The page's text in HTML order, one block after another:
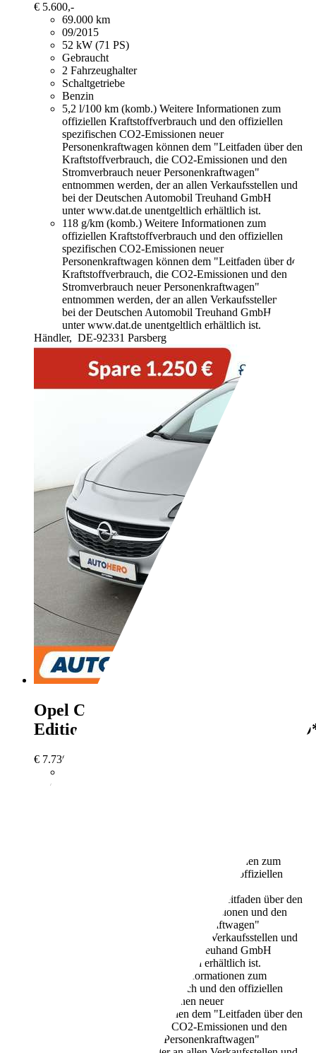
€ 5.600,-
69.000 km
09/2015
52 kW (71 PS)
Gebraucht
2 Fahrzeughalter
Schaltgetriebe
Benzin
5,2 l/100 km (komb.) Weitere Informationen zum
offiziellen Kraftstoffverbrauch und den offiziellen
spezifischen CO2-Emissionen neuer
Personenkraftwagen können dem "Leitfaden über den
Kraftstoffverbrauch, die CO2-Emissionen und den
Stromverbrauch neuer Personenkraftwagen"
entnommen werden, der an allen Verkaufsstellen und
bei der Deutschen Automobil Treuhand GmbH
unter www.dat.de unentgeltlich erhältlich ist.
118 g/km (komb.) Weitere Informationen zum
offiziellen Kraftstoffverbrauch und den offiziellen
spezifischen CO2-Emissionen neuer
Personenkraftwagen können dem "Leitfaden über den
Kraftstoffverbrauch, die CO2-Emissionen und den
Stromverbrauch neuer Personenkraftwagen"
entnommen werden, der an allen Verkaufsstellen und
bei der Deutschen Automobil Treuhand GmbH
unter www.dat.de unentgeltlich erhältlich ist.
Händler, DE-92331 Parsberg
Opel Corsa
€ 7.730,-
Weitere Informationen zum
offiziellen Kraftstoffverbrauch und den offiziellen
Personenkraftwagen können dem "Leitfaden über den
Kraftstoffverbrauch, die CO2-Emissionen und den
Stromverbrauch neuer Personenkraftwagen"
entnommen werden, der an allen Verkaufsstellen und
bei der Deutschen Automobil Treuhand GmbH
unter www.dat.de unentgeltlich erhältlich ist.
Weitere Informationen zum
offiziellen Kraftstoffverbrauch und den offiziellen
spezifischen CO2-Emissionen neuer
Personenkraftwagen können dem "Leitfaden über den
Kraftstoffverbrauch, die CO2-Emissionen und den
Stromverbrauch neuer Personenkraftwagen"